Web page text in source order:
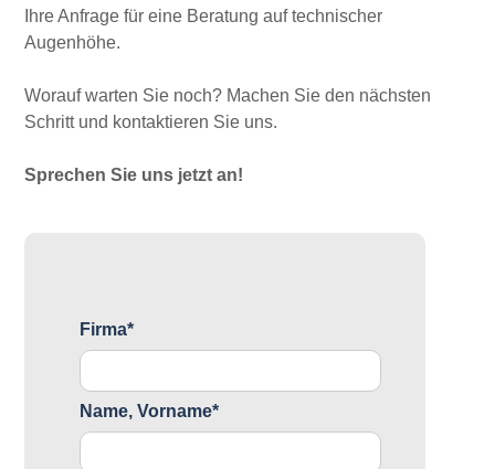
Ihre Anfrage für eine Beratung auf technischer
Augenhöhe.
Worauf warten Sie noch? Machen Sie den nächsten
Schritt und kontaktieren Sie uns.
Sprechen Sie uns jetzt an!
Firma*
Name, Vorname*